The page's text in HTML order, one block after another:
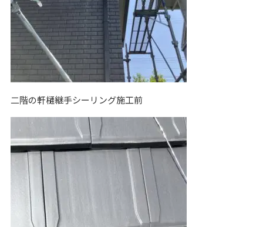
二階の軒樋継手シーリング施工前